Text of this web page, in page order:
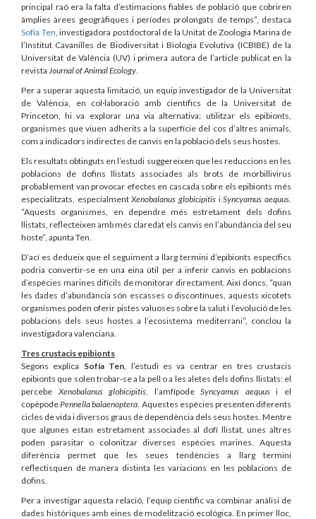
principal raó era la falta d’estimacions fiables de població que cobriren
àmplies àrees geogràfiques i períodes prolongats de temps”, destaca
Sofía Ten, investigadora postdoctoral de la Unitat de Zoologia Marina de
l’Institut Cavanilles de Biodiversitat i Biologia Evolutiva (ICBIBE) de la
Universitat de València (UV) i primera autora de l’article publicat en la
revista Journal of Animal Ecology.
Per a superar aquesta limitació, un equip investigador de la Universitat
de València, en col·laboració amb científics de la Universitat de
Princeton, hi va explorar una via alternativa: utilitzar els epibionts,
organismes que viuen adherits a la superfície del cos d’altres animals,
com a indicadors indirectes de canvis en la població dels seus hostes.
Els resultats obtinguts en l’estudi suggereixen que les reduccions en les
poblacions de dofins llistats associades als brots de morbillivirus
probablement van provocar efectes en cascada sobre els epibionts més
especialitzats, especialmentXenobalanus globicipitis iSyncyamus aequus.
“Aquests organismes, en dependre més estretament dels dofins
llistats, reflecteixen amb més claredat els canvis en l’abundància del seu
hoste”, apunta Ten.
D’ací es dedueix que el seguiment a llarg termini d’epibionts específics
podria convertir-se en una eina útil per a inferir canvis en poblacions
d’espècies marines difícils de monitorar directament. Així doncs, “quan
les dades d’abundància són escasses o discontínues, aquests xicotets
organismes poden oferir pistes valuoses sobre la salut i l’evolució de les
poblacions dels seus hostes a l’ecosistema mediterrani”, conclou la
investigadora valenciana.
Tres crustacis epibionts
Segons explica Sofía Ten, l’estudi es va centrar en tres crustacis
epibionts que solen trobar-se a la pell o a les aletes dels dofins llistats: el
percebe Xenobalanus globicipitis, l’amfípodeSyncyamus aequusi el
copèpodePennella balaenoptera. Aquestes espècies presenten diferents
cicles de vida i diversos graus de dependència dels seus hostes. Mentre
que algunes estan estretament associades al dofí llistat, unes altres
poden parasitar o colonitzar diverses espècies marines. Aquesta
diferència permet que les seues tendències a llarg termini
reflectisquen de manera distinta les variacions en les poblacions de
dofins.
Per a investigar aquesta relació, l’equip científic va combinar anàlisi de
dades històriques amb eines de modelització ecològica. En primer lloc,